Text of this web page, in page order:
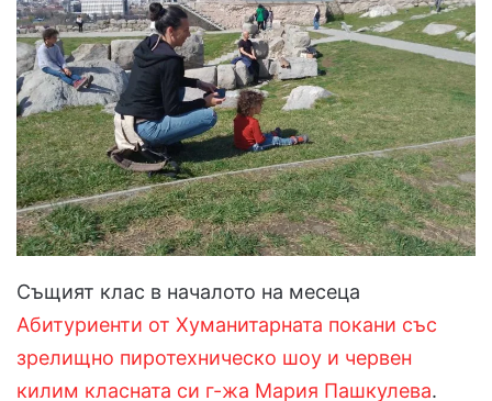
Същият клас в началото на месеца
Абитуриенти от Хуманитарната покани със
зрелищно пиротехническо шоу и червен
килим класната си г-жа Мария Пашкулева.